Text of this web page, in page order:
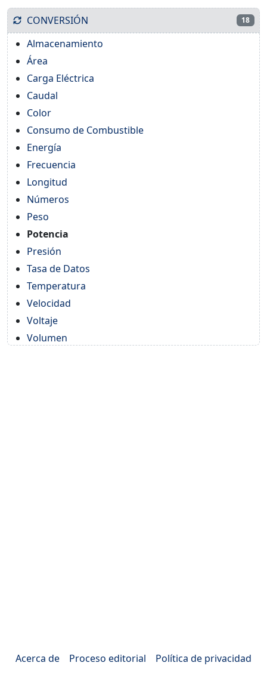
CONVERSIÓN 18
Almacenamiento
Área
Carga Eléctrica
Caudal
Color
Consumo de Combustible
Energía
Frecuencia
Longitud
Números
Peso
Potencia
Presión
Tasa de Datos
Temperatura
Velocidad
Voltaje
Volumen
Acerca de Proceso editorial
Política de privacidad